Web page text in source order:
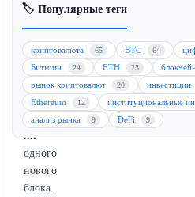
течение
примерно
четырех
часов
не
было
создано
ни
одного
нового
блока.
🏷️ Популярные теги
криптовалюта 65 BTC 64
Биткоин 24 ETH 23
рынок криптовалют 20 инвестиции
Ethereum 12 институциональные
анализ рынка 9 DeFi 9